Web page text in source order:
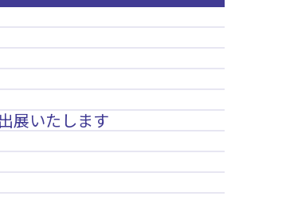
展いたします